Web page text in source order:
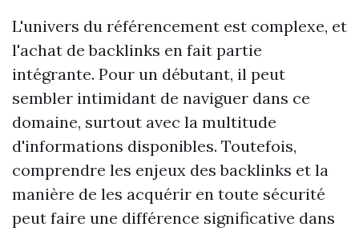
L'univers du référencement est complexe, et
l'achat de backlinks en fait partie
intégrante. Pour un débutant, il peut
sembler intimidant de naviguer dans ce
domaine, surtout avec la multitude
d'informations disponibles. Toutefois,
comprendre les enjeux des backlinks et la
manière de les acquérir en toute sécurité
peut faire une différence significative dans